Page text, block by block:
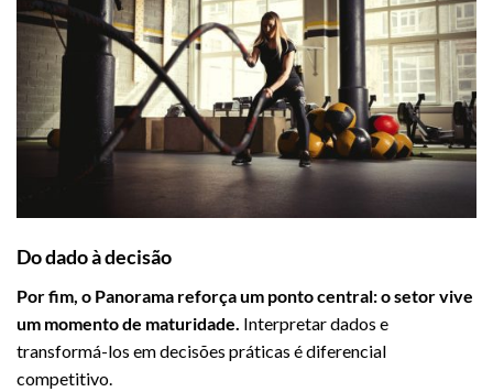
Do dado à decisão
Por fim, o Panorama reforça um ponto central: o setor vive
um momento de maturidade. Interpretar dados e
transformá-los em decisões práticas é diferencial
competitivo.